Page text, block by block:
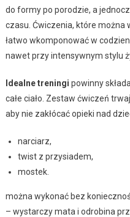
do formy po porodzie, a
czasu. Ćwiczenia, które można
łatwo wkomponować w
nawet przy intensywnym stylu
Idealne treningi powinny
całe ciało. Zestaw ćwiczeń
aby nie zakłócać opieki nad
narciarz,
twist z przysiadem,
mostek.
można wykonać bez
– wystarczy mata i odrobina